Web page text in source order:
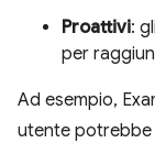
Proattivi:
per
Ad esempio,
utente potrebbe